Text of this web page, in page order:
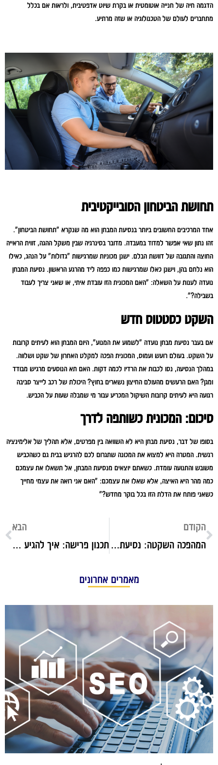
הדגמה חיה של חנייה אוטומטית או בקרת שיוט אדפטיבית, ולראות אם בכלל
מתחברים לעולם של הטכנולוגיה או שזה מרתיע.
תחושת הביטחון הסובייקטיבית
אחד המרכיבים החשובים ביותר בנסיעת המבחן הוא מה שנקרא "תחושת הביטחון".
זהו נתון שאי אפשר למדוד במעבדה. מדובר בסינרגיה שבין משקל ההגה, זווית הראייה
החוצה והתגובה של דוושת הבלם. ישנן מכוניות שמרגישות "גדולות" על הנהג, כאילו
הוא נלחם בהן, וישנן כאלו שמרגישות כמו כפפה ליד מהרגע הראשון. נסיעת המבחן
נועדה לענות על השאלה: "האם המכונית הזו עובדת איתי, או שאני צריך לעבוד
בשבילה?".
השקט כסטטוס חדש
אם בעבר נסיעת מבחן נועדה "לשמוע את המנוע", היום המבחן הוא לעיתים קרובות
על השקט. בעולם רועש ועמוס, המכונית הפכה למקלט האחרון של שקט ושלווה.
במהלך הנסיעה, נסו לכבות את הרדיו לכמה דקות. האם תא הנוסעים מרגיש מבודד
ומגן? האם הרעשים מהעולם החיצון נשארים בחוץ? היכולת של רכב לייצר סביבה
רגועה היא לעיתים קרובות השיקול המכריע עבור מי שמבלה שעות על הכביש.
סיכום: המכונית כשותפה לדרך
בסופו של דבר, נסיעת מבחן היא לא השוואה בין מפרטים, אלא תהליך של אלימינציה
רגשית. המטרה היא למצוא את המכונה שתגרום לכם להרגיש בבית גם כשהכביש
משובש והתנועה עומדת. כשאתם יוצאים מנסיעת המבחן, אל תשאלו את עצמכם
כמה מהר היא האיצה, אלא שאלו את עצמכם: "האם אני רואה את עצמי מחייך
כשאני פותח את הדלת הזו בכל בוקר מחדש?"
הקודם
המהפכה השקטה: נסיעת מבחן בעידן החשמלי
הבא
תכנון פרישה: איך להגיע מוכנים לפנסיה?
מאמרים אחרונים